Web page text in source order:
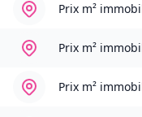
Prix m²
Prix m²
Prix m²